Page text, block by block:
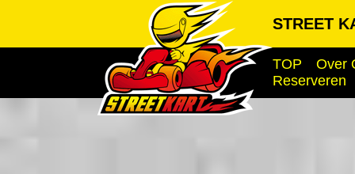
STREET
TOP
Over
Reserveren